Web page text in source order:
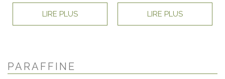
LIRE PLUS LIRE PLUS
PARAFFINE